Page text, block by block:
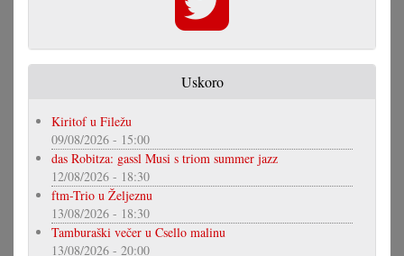
Uskoro
Kiritof u Filežu
09/08/2026 - 15:00
das Robitza: gassl Musi s triom summer jazz
12/08/2026 - 18:30
ftm-Trio u Željeznu
13/08/2026 - 18:30
Tamburaški večer u Csello malinu
13/08/2026 - 20:00